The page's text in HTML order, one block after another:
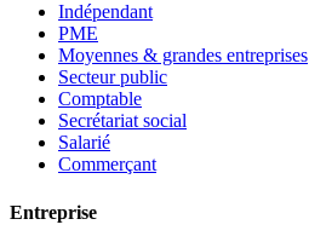
Indépendant
PME
Moyennes & grandes entreprises
Secteur public
Comptable
Secrétariat social
Salarié
Commerçant
Entreprise